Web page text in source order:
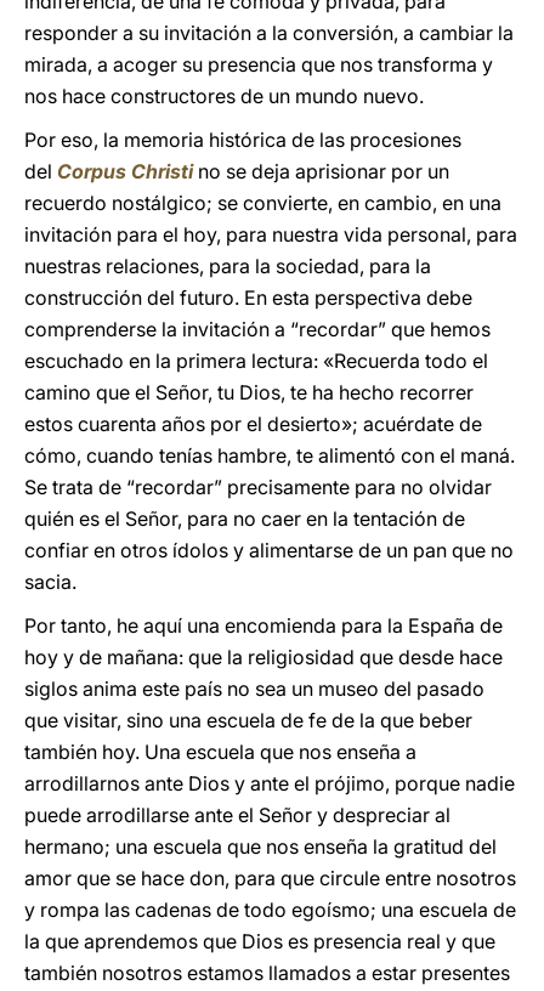
responder a su invitación a la conversión, a cambiar la
mirada, a acoger su presencia que nos transforma y
nos hace constructores de un mundo nuevo.
Por eso, la memoria histórica de las procesiones
del Corpus Christi no se deja aprisionar por un
recuerdo nostálgico; se convierte, en cambio, en una
invitación para el hoy, para nuestra vida personal, para
nuestras relaciones, para la sociedad, para la
construcción del futuro. En esta perspectiva debe
comprenderse la invitación a “recordar” que hemos
escuchado en la primera lectura: «Recuerda todo el
camino que el Señor, tu Dios, te ha hecho recorrer
estos cuarenta años por el desierto»; acuérdate de
cómo, cuando tenías hambre, te alimentó con el maná.
Se trata de “recordar” precisamente para no olvidar
quién es el Señor, para no caer en la tentación de
confiar en otros ídolos y alimentarse de un pan que no
sacia.
Por tanto, he aquí una encomienda para la España de
hoy y de mañana: que la religiosidad que desde hace
siglos anima este país no sea un museo del pasado
que visitar, sino una escuela de fe de la que beber
también hoy. Una escuela que nos enseña a
arrodillarnos ante Dios y ante el prójimo, porque nadie
puede arrodillarse ante el Señor y despreciar al
hermano; una escuela que nos enseña la gratitud del
amor que se hace don, para que circule entre nosotros
y rompa las cadenas de todo egoísmo; una escuela de
la que aprendemos que Dios es presencia real y que
también nosotros estamos llamados a estar presentes